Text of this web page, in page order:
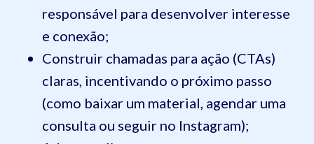
responsável para desenvolver interesse
e conexão;
Construir chamadas para ação (CTAs)
claras, incentivando o próximo passo
(como baixar um material, agendar uma
consulta ou seguir no Instagram);